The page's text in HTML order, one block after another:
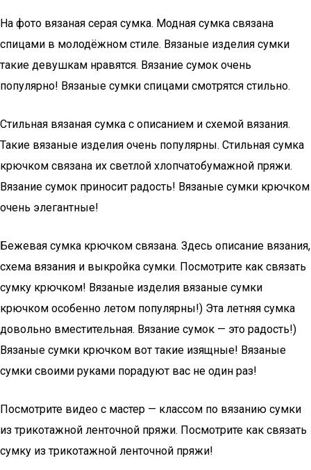
На фото вязаная серая сумка. Модная сумка связана
спицами в молодёжном стиле. Вязаные изделия сумки
такие девушкам нравятся. Вязание сумок очень
популярно! Вязаные сумки спицами смотрятся стильно.
Стильная вязаная сумка с описанием и схемой вязания.
Такие вязаные изделия очень популярны. Стильная сумка
крючком связана их светлой хлопчатобумажной пряжи.
Вязание сумок приносит радость! Вязаные сумки крючком
очень элегантные!
Бежевая сумка крючком связана. Здесь описание вязания,
схема вязания и выкройка сумки. Посмотрите как связать
сумку крючком! Вязаные изделия вязаные сумки
крючком особенно летом популярны!) Эта летняя сумка
довольно вместительная. Вязание сумок — это радость!)
Вязаные сумки крючком вот такие изящные! Вязаные
сумки своими руками порадуют вас не один раз!
Посмотрите видео с мастер — классом по вязанию сумки
из трикотажной ленточной пряжи. Посмотрите как связать
сумку из трикотажной ленточной пряжи!